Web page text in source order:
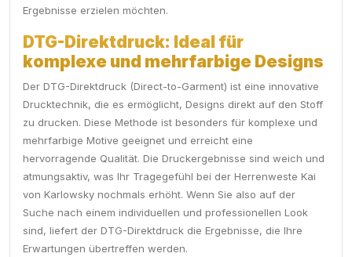
Ergebnisse erzielen möchten.
DTG-Direktdruck: Ideal für
komplexe und mehrfarbige Designs
Der DTG-Direktdruck (Direct-to-Garment) ist eine innovative
Drucktechnik, die es ermöglicht, Designs direkt auf den Stoff
zu drucken. Diese Methode ist besonders für komplexe und
mehrfarbige Motive geeignet und erreicht eine
hervorragende Qualität. Die Druckergebnisse sind weich und
atmungsaktiv, was Ihr Tragegefühl bei der Herrenweste Kai
von Karlowsky nochmals erhöht. Wenn Sie also auf der
Suche nach einem individuellen und professionellen Look
sind, liefert der DTG-Direktdruck die Ergebnisse, die Ihre
Erwartungen übertreffen werden.